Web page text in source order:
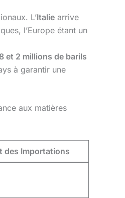
L’Italie arrive
l’Europe étant un
et 2 millions de barils
à garantir une
aux matières
des Importations